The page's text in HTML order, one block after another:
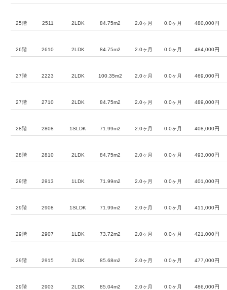
25階 2511 2LDK 84.75m2 2.0ヶ月 0.0ヶ月 480,000円
26階 2610 2LDK 84.75m2 2.0ヶ月 0.0ヶ月 484,000円
27階 2223 2LDK 100.35m2 2.0ヶ月 0.0ヶ月 469,000円
27階 2710 2LDK 84.75m2 2.0ヶ月 0.0ヶ月 489,000円
28階 2808 1SLDK 71.99m2 2.0ヶ月 0.0ヶ月 408,000円
28階 2810 2LDK 84.75m2 2.0ヶ月 0.0ヶ月 493,000円
29階 2913 1LDK 71.99m2 2.0ヶ月 0.0ヶ月 401,000円
29階 2908 1SLDK 71.99m2 2.0ヶ月 0.0ヶ月 411,000円
29階 2907 1LDK 73.72m2 2.0ヶ月 0.0ヶ月 421,000円
29階 2915 2LDK 85.68m2 2.0ヶ月 0.0ヶ月 477,000円
29階 2903 2LDK 85.04m2 2.0ヶ月 0.0ヶ月 486,000円